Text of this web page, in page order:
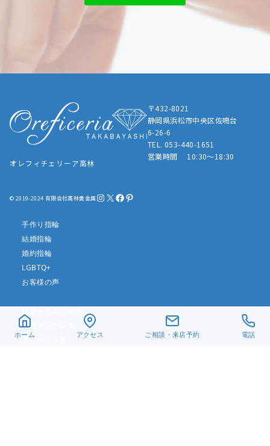
オレフィチェリーア高林
〒432-8021
静岡県浜松市中央区佐鳴台
6-26-6
TEL. 053-440-1651
営業時間 10:30～18:30
© 2019-2024 有限会社髙林貴金属InstagramX Facebook Pinterest
手作り指輪
結婚指輪
婚約指輪
LGBTQ+
お客様の声
真珠ネックレス
ベビーリング
ホーム アクセス ご相談・来店予約 電話